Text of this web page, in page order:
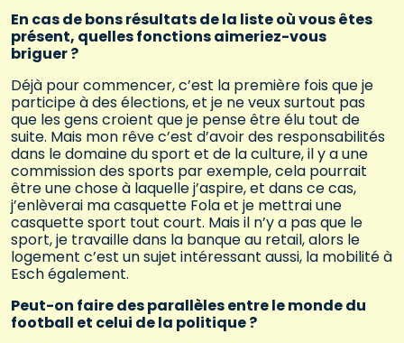
En cas de bons résultats de la liste où vous êtes
présent, quelles fonctions aimeriez-vous
briguer ?
Déjà pour commencer, c’est la première fois que je
participe à des élections, et je ne veux surtout pas
que les gens croient que je pense être élu tout de
suite. Mais mon rêve c’est d’avoir des responsabilités
dans le domaine du sport et de la culture, il y a une
commission des sports par exemple, cela pourrait
être une chose à laquelle j’aspire, et dans ce cas,
j’enlèverai ma casquette Fola et je mettrai une
casquette sport tout court. Mais il n’y a pas que le
sport, je travaille dans la banque au retail, alors le
logement c’est un sujet intéressant aussi, la mobilité à
Esch également.
Peut-on faire des parallèles entre le monde du
football et celui de la politique ?